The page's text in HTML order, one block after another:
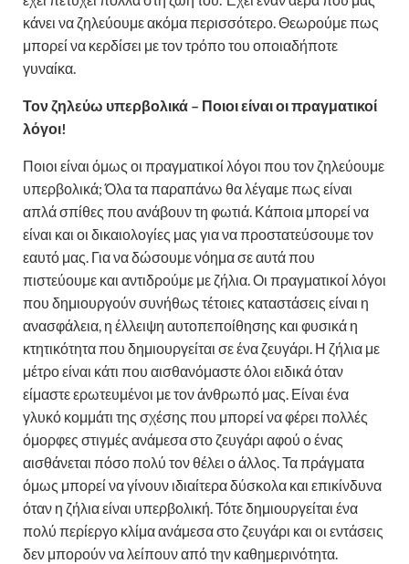
κάνει να ζηλεύουμε ακόμα περισσότερο. Θεωρούμε πως
μπορεί να κερδίσει με τον τρόπο του οποιαδήποτε
γυναίκα.
Τον ζηλεύω υπερβολικά – Ποιοι είναι οι πραγματικοί
λόγοι!
Ποιοι είναι όμως οι πραγματικοί λόγοι που τον ζηλεύουμε
υπερβολικά; Όλα τα παραπάνω θα λέγαμε πως είναι
απλά σπίθες που ανάβουν τη φωτιά. Κάποια μπορεί να
είναι και οι δικαιολογίες μας για να προστατεύσουμε τον
εαυτό μας. Για να δώσουμε νόημα σε αυτά που
πιστεύουμε και αντιδρούμε με ζήλια. Οι πραγματικοί λόγοι
που δημιουργούν συνήθως τέτοιες καταστάσεις είναι η
ανασφάλεια, η έλλειψη αυτοπεποίθησης και φυσικά η
κτητικότητα που δημιουργείται σε ένα ζευγάρι. Η ζήλια με
μέτρο είναι κάτι που αισθανόμαστε όλοι ειδικά όταν
είμαστε ερωτευμένοι με τον άνθρωπό μας. Είναι ένα
γλυκό κομμάτι της σχέσης που μπορεί να φέρει πολλές
όμορφες στιγμές ανάμεσα στο ζευγάρι αφού ο ένας
αισθάνεται πόσο πολύ τον θέλει ο άλλος. Τα πράγματα
όμως μπορεί να γίνουν ιδιαίτερα δύσκολα και επικίνδυνα
όταν η ζήλια είναι υπερβολική. Τότε δημιουργείται ένα
πολύ περίεργο κλίμα ανάμεσα στο ζευγάρι και οι εντάσεις
δεν μπορούν να λείπουν από την καθημερινότητα.